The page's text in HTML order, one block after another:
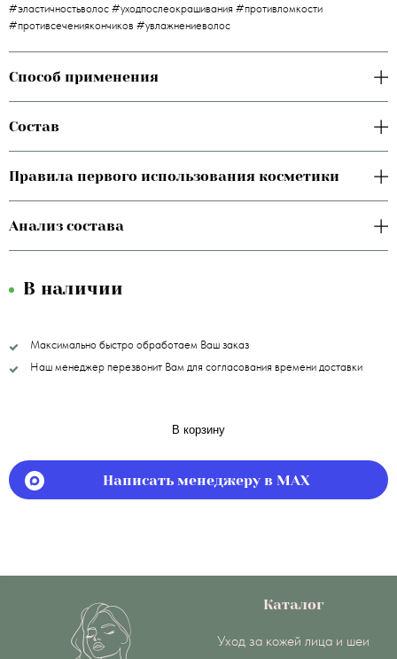
#эластичностьволос #уходпослеокрашивания #противломкости
#противсечениякончиков #увлажнениеволос
Способ применения
Состав
Правила первого использования косметики
Анализ состава
В наличии
Максимально быстро обработаем Ваш заказ
Наш менеджер перезвонит Вам для согласования времени доставки
В корзину
Написать менеджеру в MAX
Каталог
Уход за кожей лица и шеи